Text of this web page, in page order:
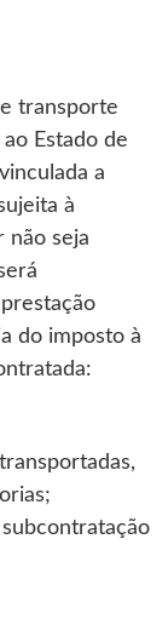
transporte
Estado de
a
à
não seja
do imposto à